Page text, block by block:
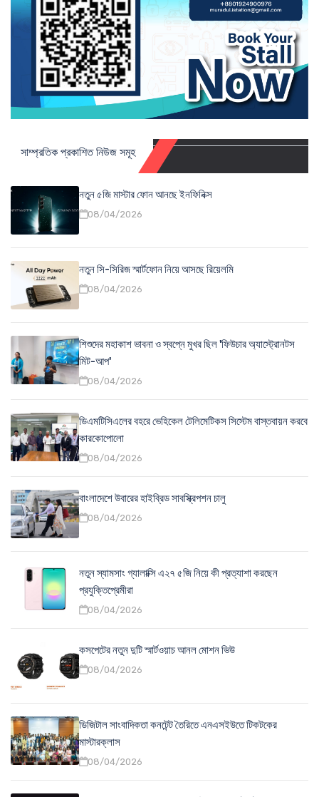
সাম্প্রতিক প্রকাশিত নিউজ সমূহ
নতুন ৫জি মাস্টার ফোন আনছে ইনফিনিক্স
08/04/2026
নতুন সি-সিরিজ স্মার্টফোন নিয়ে আসছে রিয়েলমি
08/04/2026
শিশুদের মহাকাশ ভাবনা ও স্বপ্নে মুখর ছিল 'ফিউচার অ্যাস্ট্রোনটস
মিট-আপ'
08/04/2026
ডিএমটিসিএলের বহরে ভেহিকেল টেলিমেটিকস সিস্টেম বাস্তবায়ন করবে
কারকোপোলো
08/04/2026
বাংলাদেশে উবারের হাইব্রিড সাবস্ক্রিপশন চালু
08/04/2026
নতুন স্যামসাং গ্যালাক্সি এ২৭ ৫জি নিয়ে কী প্রত্যাশা করছেন
প্রযুক্তিপ্রেমীরা
08/04/2026
কসপেটের নতুন দুটি স্মার্টওয়াচ আনল মোশন ভিউ
08/04/2026
ডিজিটাল সাংবাদিকতা কনটেন্ট তৈরিতে এনএসইউতে টিকটকের
মাস্টারক্লাস
08/04/2026